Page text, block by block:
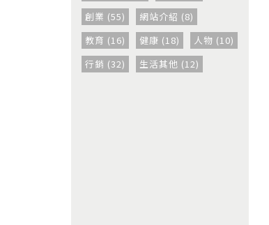
創業 (55)
網站介紹 (8)
教育 (16)
健康 (18)
人物 (10)
行銷 (32)
生活其他 (12)